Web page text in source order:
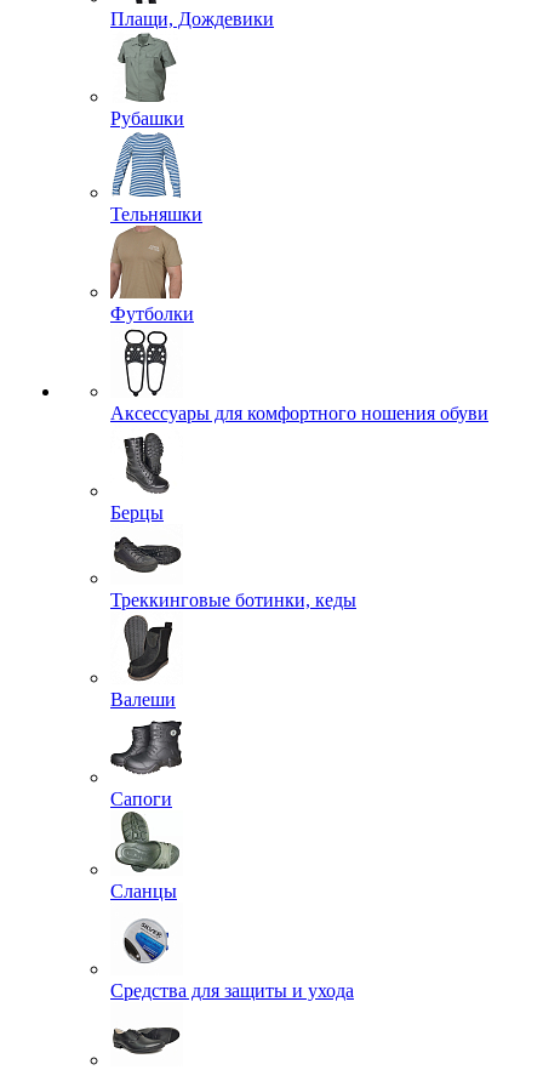
Плащи, Дождевики
Рубашки
Тельняшки
Футболки
Аксессуары для комфортного ношения обуви
Берцы
Треккинговые ботинки, кеды
Валеши
Сапоги
Сланцы
Средства для защиты и ухода